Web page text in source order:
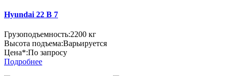
Hyundai 22 B 7
Грузоподъемность:2200 кг
Высота подъема:Варьируется
Цена*:По запросу
Подробнее